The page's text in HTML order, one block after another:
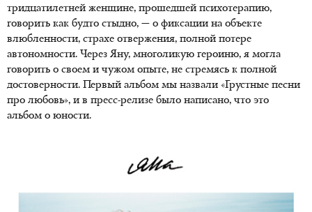
тридцатилетней женщине, прошедшей психотерапию,
говорить как будто стыдно, — о фиксации на объекте
влюбленности, страхе отвержения, полной потере
автономности. Через Яну, многоликую героиню, я могла
говорить о своем и чужом опыте, не стремясь к полной
достоверности. Первый альбом мы назвали «Грустные песни
про любовь», и в пресс-релизе было написано, что это
альбом о юности.